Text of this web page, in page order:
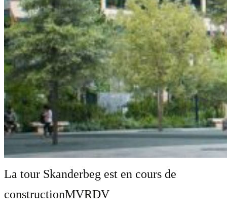
La tour Skanderbeg est en cours de
constructionMVRDV